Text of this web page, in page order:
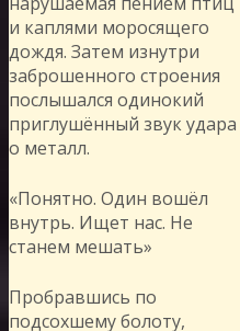
и каплями моросящего
дождя. Затем изнутри
заброшенного строения
послышался одинокий
приглушённый звук удара
о металл.
«Понятно. Один вошёл
внутрь. Ищет нас. Не
станем мешать»
Пробравшись по
подсохшему болоту,